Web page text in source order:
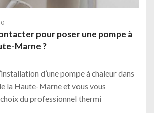
0
pour poser une pompe à
Marne ?
d’une pompe à chaleur dans
la Haute-Marne et vous vous
du professionnel thermi